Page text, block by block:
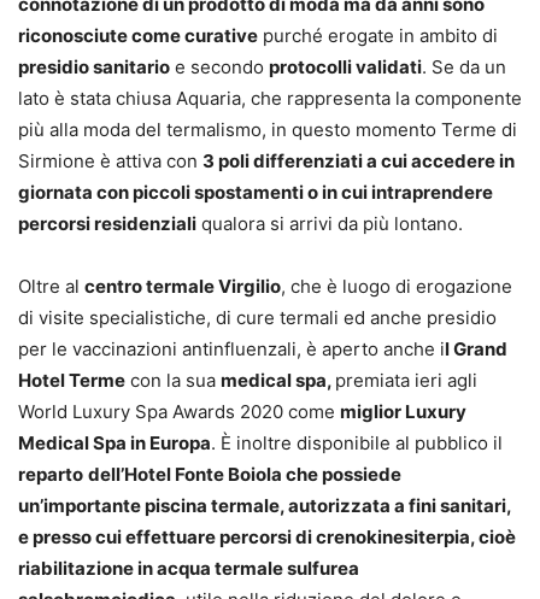
riconosciute come curative purché erogate in ambito di
presidio sanitario e secondo protocolli validati. Se da un
lato è stata chiusa Aquaria, che rappresenta la componente
più alla moda del termalismo, in questo momento Terme di
Sirmione è attiva con 3 poli differenziati a cui accedere in
giornata con piccoli spostamenti o in cui intraprendere
percorsi residenziali qualora si arrivi da più lontano.
Oltre al centro termale Virgilio, che è luogo di erogazione
di visite specialistiche, di cure termali ed anche presidio
per le vaccinazioni antinfluenzali, è aperto anche il Grand
Hotel Terme con la sua medical spa, premiata ieri agli
World Luxury Spa Awards 2020 come miglior Luxury
Medical Spa in Europa. È inoltre disponibile al pubblico il
reparto dell’Hotel Fonte Boiola che possiede
un’importante piscina termale, autorizzata a fini sanitari,
e presso cui effettuare percorsi di crenokinesiterpia, cioè
riabilitazione in acqua termale sulfurea